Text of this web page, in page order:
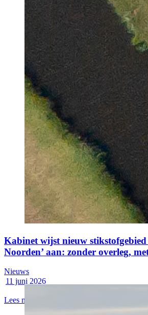
Kabinet wijst nieuw
Noorden’ aan: zonder overleg,
11 juni 2026
Lees meer
Nieuws